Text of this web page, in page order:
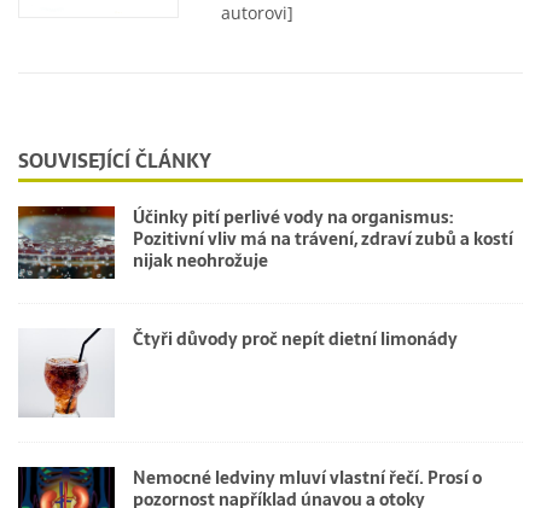
autorovi]
SOUVISEJÍCÍ ČLÁNKY
Účinky pití perlivé vody na organismus:
Pozitivní vliv má na trávení, zdraví zubů a kostí
nijak neohrožuje
Čtyři důvody proč nepít dietní limonády
Nemocné ledviny mluví vlastní řečí. Prosí o
pozornost například únavou a otoky